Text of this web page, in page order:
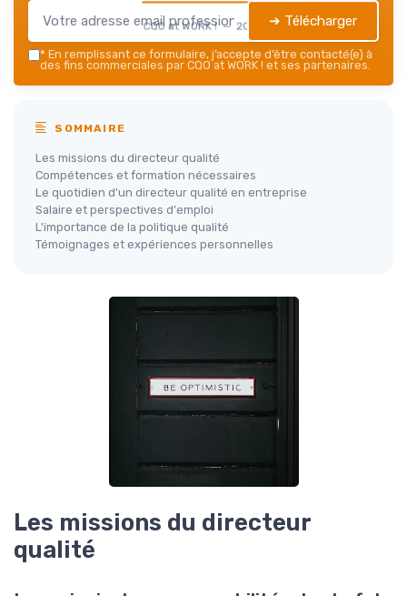
CQO at WORK ! — 2026 ➔ Télécharger
* En remplissant ce formulaire, j’accepte d’être contacté(e) à
des fins commerciales par CQO at WORK ! et ses partenaires.
SOMMAIRE
Les missions du directeur qualité
Compétences et formation nécessaires
Le quotidien d'un directeur qualité en entreprise
Salaire et perspectives d'emploi
L'importance de la politique qualité
Témoignages et expériences personnelles
Les missions du directeur
qualité